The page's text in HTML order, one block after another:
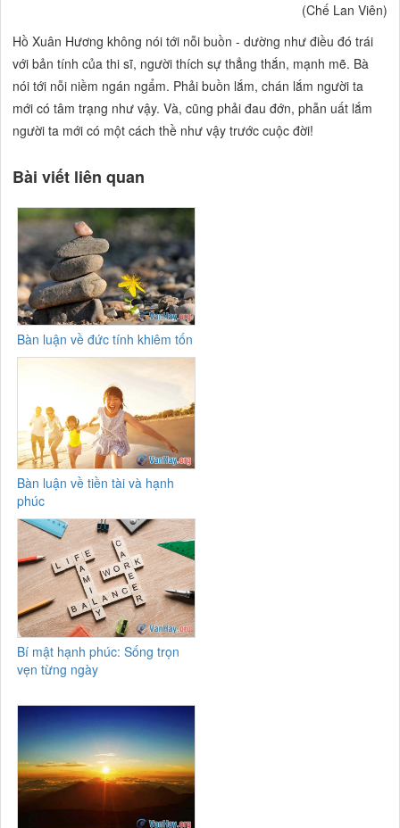
(Chế Lan Viên)
Hồ Xuân Hương không nói tới nỗi buồn - dường như điều đó trái
với bản tính của thi sĩ, người thích sự thẳng thắn, mạnh mẽ. Bà
nói tới nỗi niềm ngán ngẩm. Phải buồn lắm, chán lắm người ta
mới có tâm trạng như vậy. Và, cũng phải đau đớn, phẫn uất lắm
người ta mới có một cách thề như vậy trước cuộc đời!
Bài viết liên quan
Bàn luận về đức tính khiêm tốn
Bàn luận về tiền tài và hạnh
phúc
Bí mật hạnh phúc: Sống trọn
vẹn từng ngày